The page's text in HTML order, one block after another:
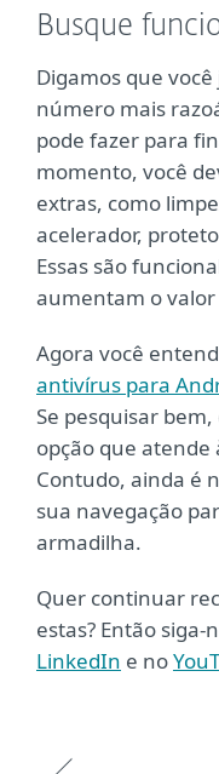
Busque
Digamos que
número mais
pode fazer para
momento, você
extras, como
acelerador,
Essas são
aumentam o valor
Agora você
antivírus para
Se pesquisar
opção que atende
Contudo, ainda é
sua navegação
armadilha.
Quer continuar
estas? Então siga-
LinkedIn e no